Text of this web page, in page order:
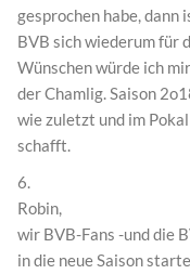
gesprochen habe, dann
BVB sich wiederum für
Wünschen würde ich
der Chamlig. Saison
wie zuletzt und im
schafft.
6.
Robin,
wir BVB-Fans -und die
in die neue Saison